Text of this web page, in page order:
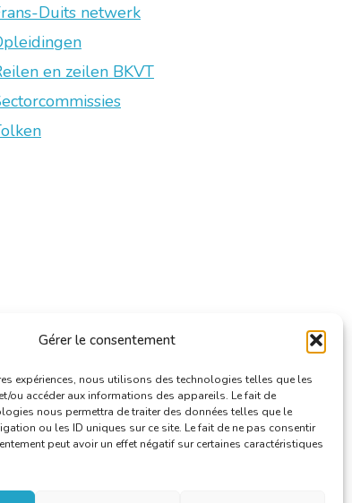
Gérer le consentement
expériences, nous utilisons des technologies telles que les
ou accéder aux informations des appareils. Le fait de
nous permettra de traiter des données telles que le
ou les ID uniques sur ce site. Le fait de ne pas consentir
peut avoir un effet négatif sur certaines caractéristiques
Duits netwerk
en zeilen BKVT